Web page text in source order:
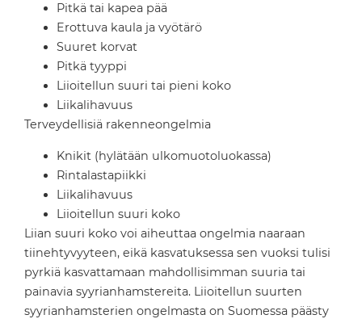
Pitkä tai kapea pää
Erottuva kaula ja vyötärö
Suuret korvat
Pitkä tyyppi
Liioitellun suuri tai pieni koko
Liikalihavuus
Terveydellisiä rakenneongelmia
Knikit (hylätään ulkomuotoluokassa)
Rintalastapiikki
Liikalihavuus
Liioitellun suuri koko
Liian suuri koko voi aiheuttaa ongelmia naaraan
tiinehtyvyyteen, eikä kasvatuksessa sen vuoksi tulisi
pyrkiä kasvattamaan mahdollisimman suuria tai
painavia syyrianhamstereita. Liioitellun suurten
syyrianhamsterien ongelmasta on Suomessa päästy